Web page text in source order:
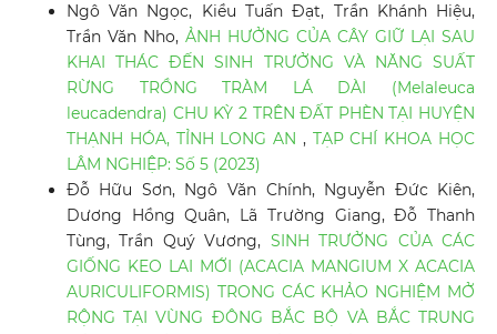
Ngô Văn Ngọc, Kiều Tuấn Đạt, Trần Khánh Hiệu,
Trần Văn Nho, ẢNH HƯỞNG CỦA CÂY GIỮ LẠI SAU
KHAI THÁC ĐẾN SINH TRƯỞNG VÀ NĂNG SUẤT
RỪNG TRỒNG TRÀM LÁ DÀI (Melaleuca
leucadendra) CHU KỲ 2 TRÊN ĐẤT PHÈN TẠI HUYỆN
THẠNH HÓA, TỈNH LONG AN , TẠP CHÍ KHOA HỌC
LÂM NGHIỆP: Số 5 (2023)
Đỗ Hữu Sơn, Ngô Văn Chính, Nguyễn Đức Kiên,
Dương Hồng Quân, Lã Trường Giang, Đỗ Thanh
Tùng, Trần Quý Vương, SINH TRƯỞNG CỦA CÁC
GIỐNG KEO LAI MỚI (ACACIA MANGIUM X ACACIA
AURICULIFORMIS) TRONG CÁC KHẢO NGHIỆM MỞ
RỘNG TẠI VÙNG ĐÔNG BẮC BỘ VÀ BẮC TRUNG